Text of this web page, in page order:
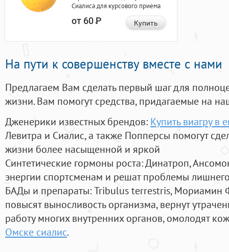
Сиалиса для курсового приема
от 60Р Купить
На пути к совершенству вместе с нами
Предлагаем Вам сделать первый шаг для
жизни. Вам помогут средства, придагаемые на
Дженерики известных брендов: Купить виагру в
Левитра и Сиалис, а также Попперсы помогут
жизни более насыщенной и яркой
Синтетические гормоны роста: Динатроп,
энергии спортсменам и решат проблемы
БАДы и препараты:Tribulus terrestris, Мориамин
повысят выносливость организма, вернут
работу многих внутренних органов, омолодят
Омске сиалис.